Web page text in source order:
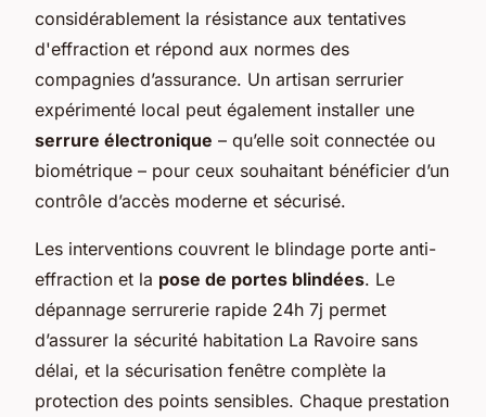
considérablement la résistance aux tentatives
d'effraction et répond aux normes des
compagnies d’assurance. Un artisan serrurier
expérimenté local peut également installer une
serrure électronique – qu’elle soit connectée ou
biométrique – pour ceux souhaitant bénéficier d’un
contrôle d’accès moderne et sécurisé.
Les interventions couvrent le blindage porte anti-
effraction et la pose de portes blindées. Le
dépannage serrurerie rapide 24h 7j permet
d’assurer la sécurité habitation La Ravoire sans
délai, et la sécurisation fenêtre complète la
protection des points sensibles. Chaque prestation